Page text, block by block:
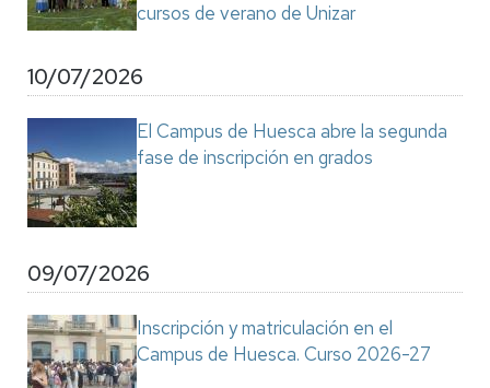
cursos de verano de Unizar
10/07/2026
El Campus de Huesca abre la segunda
fase de inscripción en grados
09/07/2026
Inscripción y matriculación en el
Campus de Huesca. Curso 2026-27